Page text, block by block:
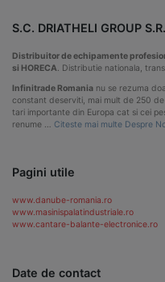
S.C. DRIATHELI GROUP
Distribuitor de echipamente
si HORECA . Distributie nationala,
Infinitrade Romania nu se rezuma
constant deserviti, mai mult de 250
tari importante din Europa cat si cei
renume … Citeste mai multe Despre
Pagini utile
www.danube-romania.ro
www.masinispalatindustriale.ro
www.cantare-balante-electronice.ro
Date de contact